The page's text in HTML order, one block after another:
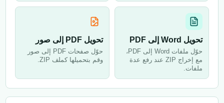
تحويل Word إلى PDF
حوّل ملفات Word إلى PDF،
مع إخراج ZIP عند رفع عدة
ملفات.
تحويل PDF إلى صور
حوّل صفحات PDF إلى صور
وقم بتحميلها كملف ZIP.